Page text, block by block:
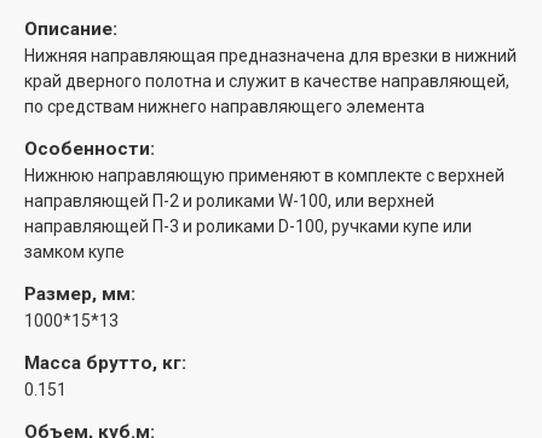
Описание:
Нижняя направляющая предназначена для врезки в нижний
край дверного полотна и служит в качестве направляющей,
по средствам нижнего направляющего элемента
Особенности:
Нижнюю направляющую применяют в комплекте с верхней
направляющей П-2 и роликами W-100, или верхней
направляющей П-3 и роликами D-100, ручками купе или
замком купе
Размер, мм:
1000*15*13
Масса брутто, кг:
0.151
Объем, куб.м: